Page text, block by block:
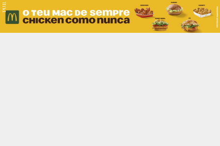
PUB.